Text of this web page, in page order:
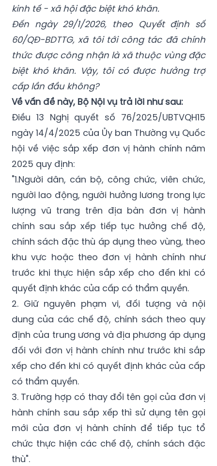
kinh tế - xã hội đặc biệt khó khăn.
Đến ngày 29/1/2026, theo Quyết định số
60/QĐ-BDTTG, xã tôi tới công tác đã chính
thức được công nhận là xã thuộc vùng đặc
biệt khó khăn. Vậy, tôi có được hưởng trợ
cấp lần đầu không?
Về vấn đề này, Bộ Nội vụ trả lời như sau:
Điều 13 Nghị quyết số 76/2025/UBTVQH15
ngày 14/4/2025 của Ủy ban Thường vụ Quốc
hội về việc sắp xếp đơn vị hành chính năm
2025 quy định:
"1.Người dân, cán bộ, công chức, viên chức,
người lao động, người hưởng lương trong lực
lượng vũ trang trên địa bàn đơn vị hành
chính sau sắp xếp tiếp tục hưởng chế độ,
chính sách đặc thù áp dụng theo vùng, theo
khu vực hoặc theo đơn vị hành chính như
trước khi thực hiện sắp xếp cho đến khi có
quyết định khác của cấp có thẩm quyền.
2. Giữ nguyên phạm vi, đối tượng và nội
dung của các chế độ, chính sách theo quy
định của trung ương và địa phương áp dụng
đối với đơn vị hành chính như trước khi sắp
xếp cho đến khi có quyết định khác của cấp
có thẩm quyền.
3. Trường hợp có thay đổi tên gọi của đơn vị
hành chính sau sắp xếp thì sử dụng tên gọi
mới của đơn vị hành chính để tiếp tục tổ
chức thực hiện các chế độ, chính sách đặc
thù".